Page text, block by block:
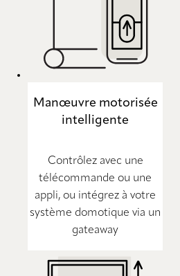
Manœuvre motorisée
intelligente
Contrôlez avec une
télécommande ou une
appli, ou intégrez à votre
système domotique via un
gateaway